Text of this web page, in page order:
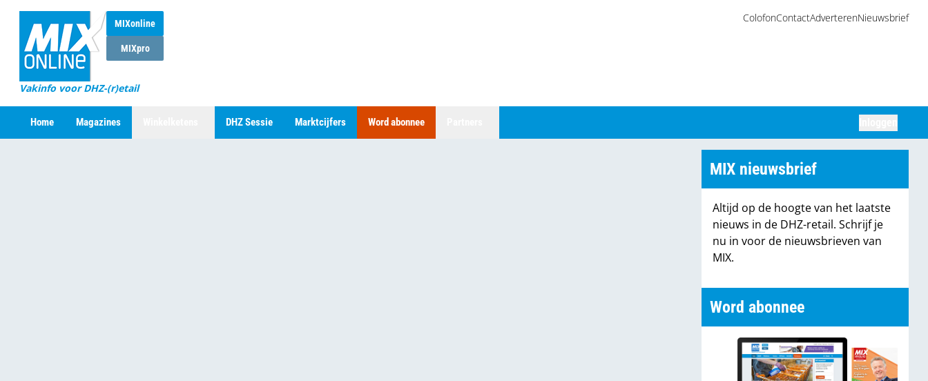
MIXonline
MIXpro
Vakinfo voor DHZ-(r)etail
ColofonContactAdverterenNieuwsbrief
Home Magazines DHZ Sessie Marktcijfers Word abonnee
MIX nieuwsbrief
Altijd op de hoogte van het laatste
nieuws in de DHZ-retail. Schrijf je
nu in voor de nieuwsbrieven van
MIX.
Word abonnee